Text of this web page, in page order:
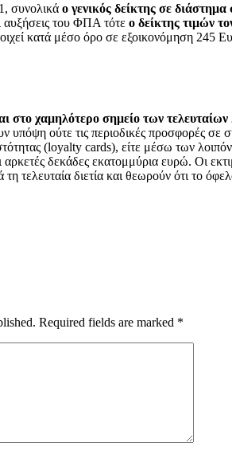
συνολικά ο γενικός δείκτης σε
αυξήσεις του ΦΠΑ τότε ο δείκτης τιμών
κατά μέσο όρο σε εξοικονόμηση 245
στο χαμηλότερο σημείο των
υπόψη ούτε τις περιοδικές προσφορές σε
(loyalty cards), είτε μέσω των
δεκάδες εκατομμύρια ευρώ. Οι
τη τελευταία διετία και θεωρούν ότι το
Required fields are marked *